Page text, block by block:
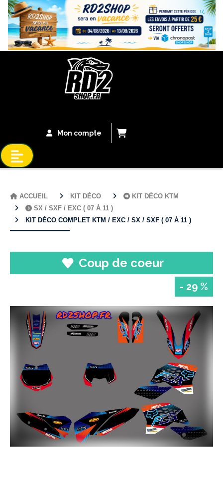
Bandeau Vacances
Mon compte
ACCUEIL KIT DÉCO
KIT DÉCO KTM
SX / SXF / EXC ( 07 À 11 )
KIT DÉCO COMPLET KTM / EXC / SX / SXF ( 07 À 11 )
- 29 %
Coup de coeur